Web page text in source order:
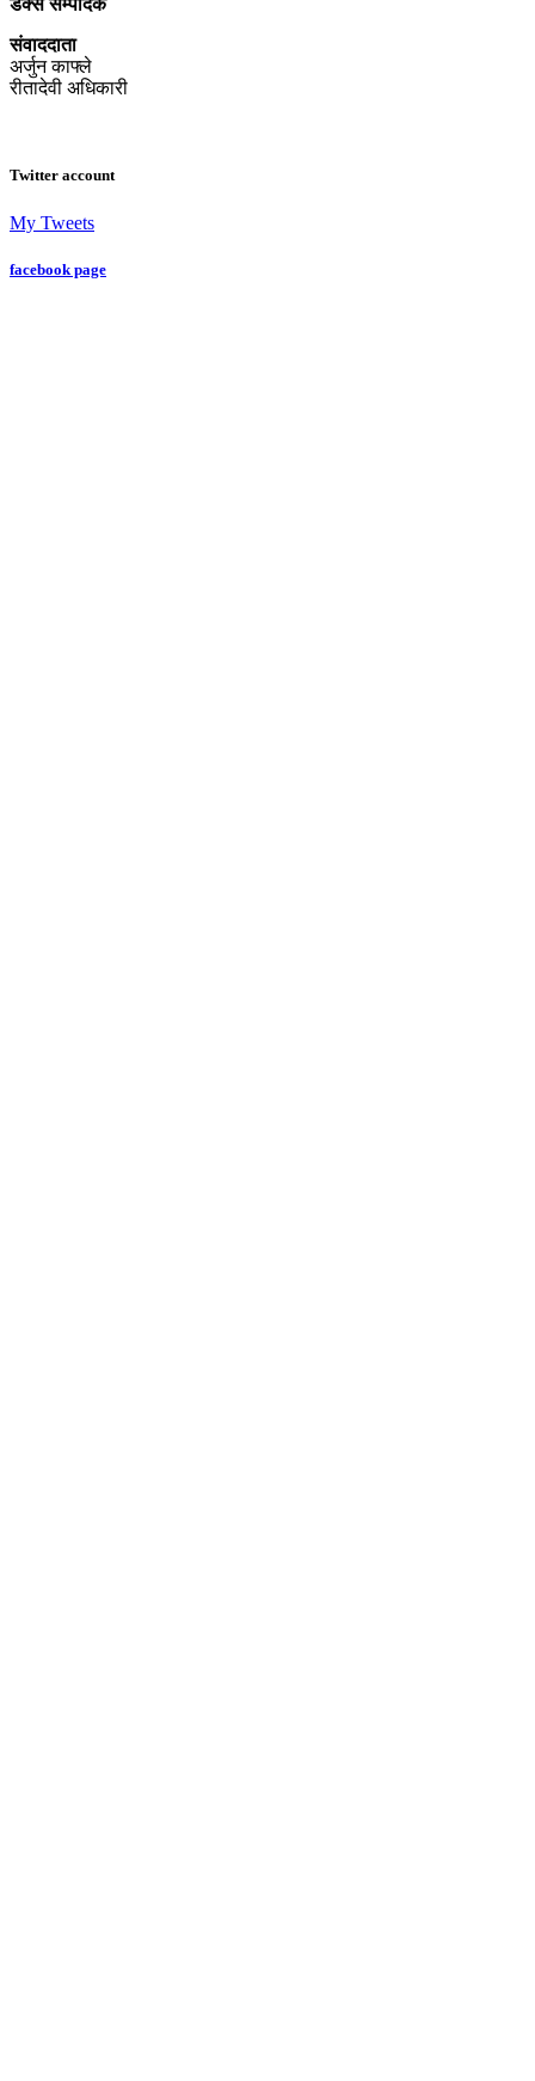
डेक्स सम्पादक
संवाददाता
अर्जुन काफ्ले
रीतादेवी अधिकारी
Twitter account
My Tweets
facebook page